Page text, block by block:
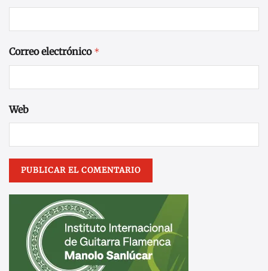
Correo electrónico *
Web